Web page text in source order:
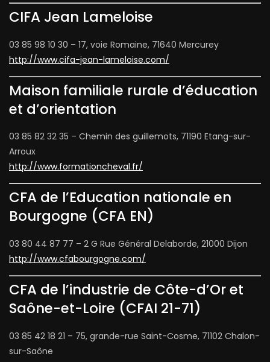
CIFA Jean Lameloise
03 85 98 10 30 – 17, voie Romaine, 71640 Mercurey
http://www.cifa-jean-lameloise.com/
Maison familiale rurale d’éducation
et d’orientation
03 85 82 32 35 – Chemin des guillemots, 71190 Etang-sur-
Arroux
http://www.formationcheval.fr/
CFA de l’Education nationale en
Bourgogne (CFA EN)
03 80 44 87 77 – 2 G Rue Général Delaborde, 21000 Dijon
http://www.cfabourgogne.com/
CFA de l’industrie de Côte-d’Or et
Saône-et-Loire (CFAI 21-71)
03 85 42 18 21 – 75, grande-rue Saint-Cosme, 71102 Chalon-
sur-Saône